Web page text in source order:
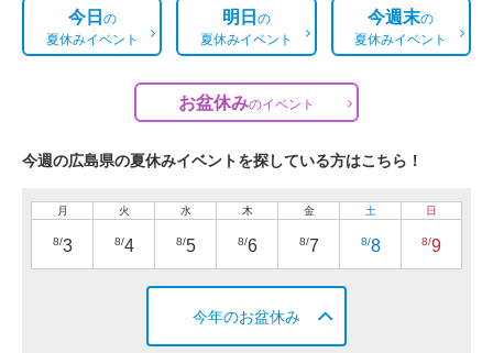
今日の
夏休みイベント
明日の
夏休みイベント
今週末の
夏休みイベント
お盆休みのイベント
今週の広島県の夏休みイベントを探している方はこちら！
月
8/3
火
8/4
水
8/5
木
8/6
金
8/7
土
8/8
日
8/9
今年のお盆休み